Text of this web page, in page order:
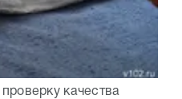
качества